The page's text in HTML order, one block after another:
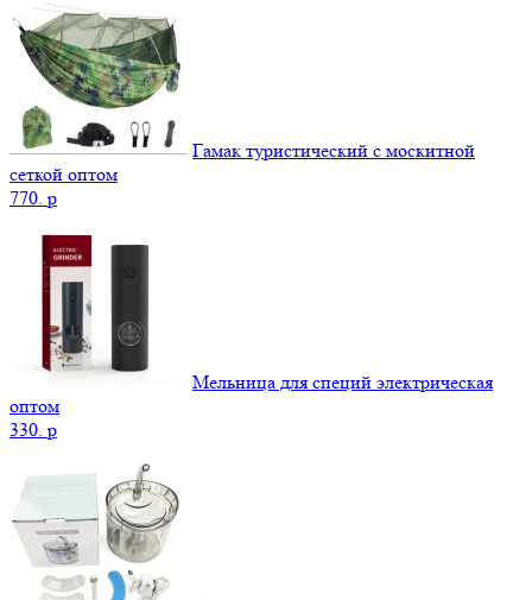
Гамак туристический с москитной
сеткой оптом
770. p
Мельница для специй электрическая
оптом
330. p